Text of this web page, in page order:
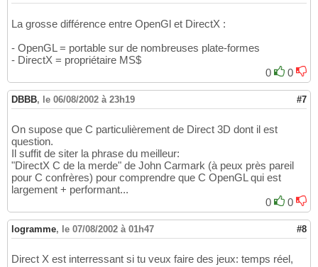
La grosse différence entre OpenGl et DirectX :
- OpenGL = portable sur de nombreuses plate-formes
- DirectX = propriétaire MS$
0
0
DBBB, le 06/08/2002 à 23h19 #7
On supose que C particulièrement de Direct 3D dont il est
question.
Il suffit de siter la phrase du meilleur:
"DirectX C de la merde" de John Carmark (à peux près pareil
pour C confrères) pour comprendre que C OpenGL qui est
largement + performant...
0
0
logramme, le 07/08/2002 à 01h47 #8
Direct X est interressant si tu veux faire des jeux: temps réel,